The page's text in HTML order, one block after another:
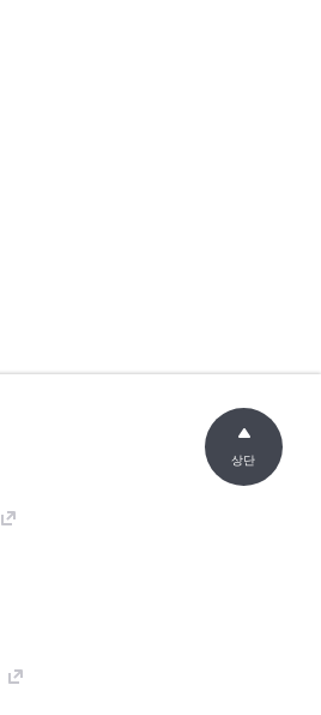
상단